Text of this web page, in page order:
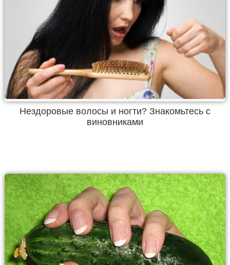
Нездоровые волосы и ногти? Знакомьтесь с
виновниками